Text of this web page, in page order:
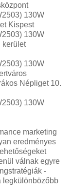
130W
Kispest
130W
kerület
130W
Népliget 10.
130W
marketing
eredményes
válnak egyre
-
legkülönbözőbb